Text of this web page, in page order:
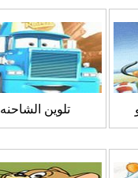
تلوين الشاحنه